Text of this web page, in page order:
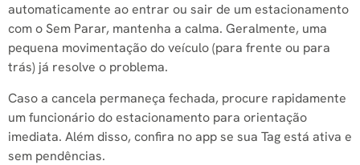
automaticamente ao entrar ou sair de um estacionamento
com o Sem Parar, mantenha a calma. Geralmente, uma
pequena movimentação do veículo (para frente ou para
trás) já resolve o problema.
Caso a cancela permaneça fechada, procure rapidamente
um funcionário do estacionamento para orientação
imediata. Além disso, confira no app se sua Tag está ativa e
sem pendências.